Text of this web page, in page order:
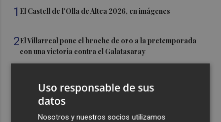
1 El Castell de l'Olla de Altea 2026, en imágenes
2El Villarreal pone el broche de oro a la pretemporada
con una victoria contra el Galatasaray
El once del Valencia CF para el último Trofeu Taronja de
Uso responsable de sus
datos
Nosotros y nuestros socios utilizamos